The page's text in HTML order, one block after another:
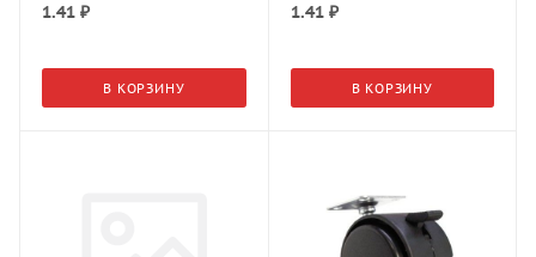
1.41 ₽
В КОРЗИНУ
1.41₽
В КОРЗИНУ